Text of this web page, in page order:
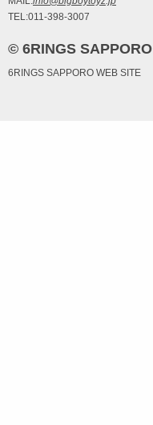
TEL:011-398-3007
© 6RINGS SAPPORO
6RINGS SAPPORO WEB SITE